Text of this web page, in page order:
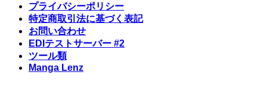
プライバシーポリシー
特定商取引法に基づく表記
お問い合わせ
EDIテストサーバー #2
ツール類
Manga Lenz